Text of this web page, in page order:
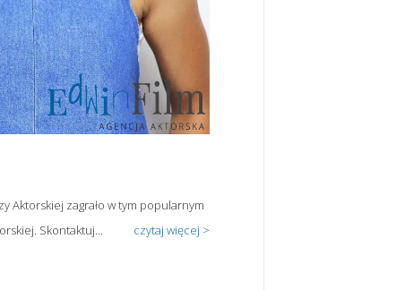
Aktorskiej zagrało w tym popularnym
Skontaktuj...
czytaj więcej >